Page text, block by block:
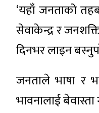
‘यहाँ जनताको
सेवाकेन्द्र र
दिनभर लाइन
जनताले भाषा र
भावनालाई